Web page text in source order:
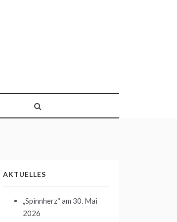
AKTUELLES
„Spinnherz“ am 30. Mai
2026